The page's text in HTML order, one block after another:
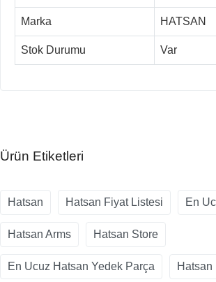
Marka HATSAN
Stok Durumu Var
Ürün Etiketleri
Hatsan Hatsan Fiyat Listesi En
Hatsan Arms Hatsan Store
En Ucuz Hatsan Yedek Parça Hatsan